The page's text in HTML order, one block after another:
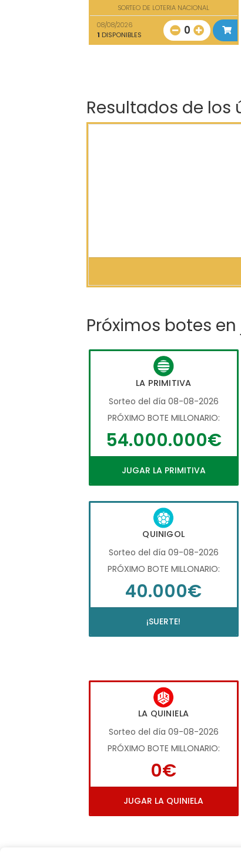
SORTEO DE LOTERIA NACIONAL
08/08/2026
1 DISPONIBLES 0
Resultados de los
Próximos botes
LA PRIMITIVA
Sorteo del día 08-08-2026
PRÓXIMO BOTE MILLONARIO:
54.000.000€
JUGAR LA PRIMITIVA
QUINIGOL
Sorteo del día 09-08-2026
PRÓXIMO BOTE MILLONARIO:
40.000€
¡SUERTE!
LA QUINIELA
Sorteo del día 09-08-2026
PRÓXIMO BOTE MILLONARIO:
0€
JUGAR LA QUINIELA